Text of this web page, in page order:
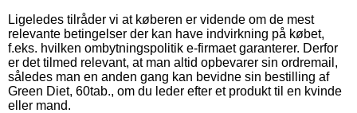
Ligeledes tilråder vi at køberen er vidende om de mest
relevante betingelser der kan have indvirkning på købet,
f.eks. hvilken ombytningspolitik e-firmaet garanterer. Derfor
er det tilmed relevant, at man altid opbevarer sin ordremail,
således man en anden gang kan bevidne sin bestilling af
Green Diet, 60tab., om du leder efter et produkt til en kvinde
eller mand.